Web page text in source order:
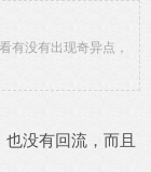
有没有出现奇异点，
没有回流，而且